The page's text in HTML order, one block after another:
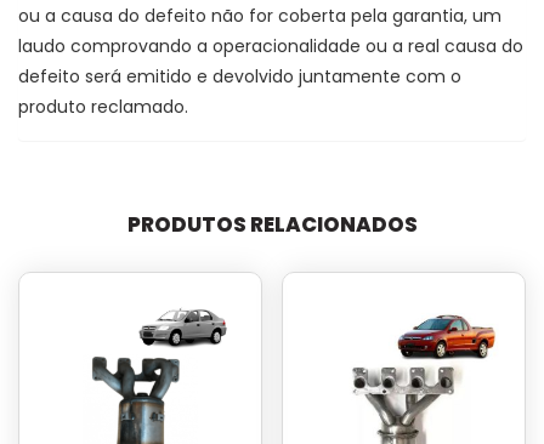
ou a causa do defeito não for coberta pela garantia, um
laudo comprovando a operacionalidade ou a real causa do
defeito será emitido e devolvido juntamente com o
produto reclamado.
PRODUTOS RELACIONADOS